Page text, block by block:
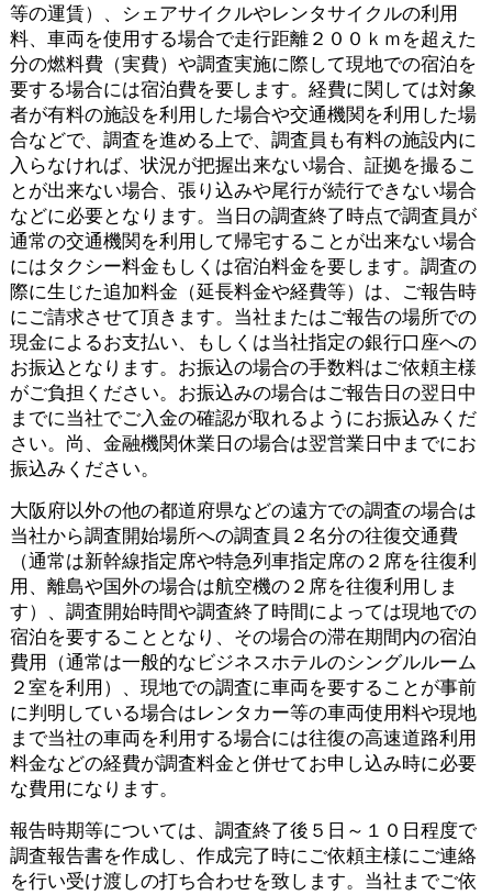
等の運賃）、シェアサイクルやレンタサイクルの利用
料、車両を使用する場合で走行距離２００ｋｍを超えた
分の燃料費（実費）や調査実施に際して現地での宿泊を
要する場合には宿泊費を要します。経費に関しては対象
者が有料の施設を利用した場合や交通機関を利用した場
合などで、調査を進める上で、調査員も有料の施設内に
入らなければ、状況が把握出来ない場合、証拠を撮るこ
とが出来ない場合、張り込みや尾行が続行できない場合
などに必要となります。当日の調査終了時点で調査員が
通常の交通機関を利用して帰宅することが出来ない場合
にはタクシー料金もしくは宿泊料金を要します。調査の
際に生じた追加料金（延長料金や経費等）は、ご報告時
にご請求させて頂きます。当社またはご報告の場所での
現金によるお支払い、もしくは当社指定の銀行口座への
お振込となります。お振込の場合の手数料はご依頼主様
がご負担ください。お振込みの場合はご報告日の翌日中
までに当社でご入金の確認が取れるようにお振込みくだ
さい。尚、金融機関休業日の場合は翌営業日中までにお
振込みください。
大阪府以外の他の都道府県などの遠方での調査の場合は
当社から調査開始場所への調査員２名分の往復交通費
（通常は新幹線指定席や特急列車指定席の２席を往復利
用、離島や国外の場合は航空機の２席を往復利用しま
す）、調査開始時間や調査終了時間によっては現地での
宿泊を要することとなり、その場合の滞在期間内の宿泊
費用（通常は一般的なビジネスホテルのシングルルーム
２室を利用）、現地での調査に車両を要することが事前
に判明している場合はレンタカー等の車両使用料や現地
まで当社の車両を利用する場合には往復の高速道路利用
料金などの経費が調査料金と併せてお申し込み時に必要
な費用になります。
報告時期等については、調査終了後５日～１０日程度で
調査報告書を作成し、作成完了時にご依頼主様にご連絡
を行い受け渡しの打ち合わせを致します。当社までご依